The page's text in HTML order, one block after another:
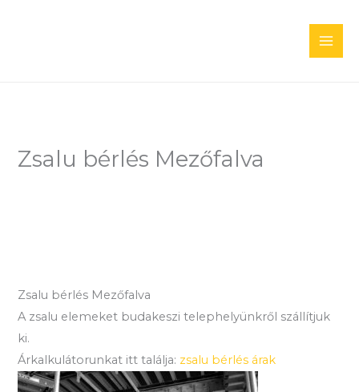
Zsalu bérlés Mezőfalva
Zsalu bérlés Mezőfalva
A zsalu elemeket budakeszi telephelyünkről szállítjuk
ki.
Árkalkulátorunkat itt találja: zsalu bérlés árak